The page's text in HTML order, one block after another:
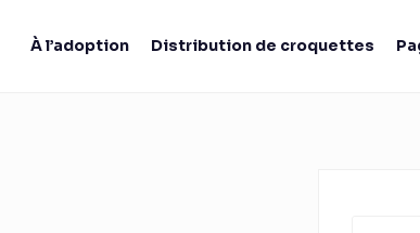
À l’adoption Distribution de croquettes